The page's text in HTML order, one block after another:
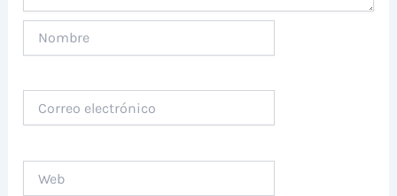
electrónico